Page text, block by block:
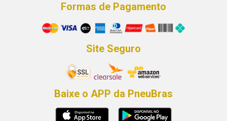
Formas de Pagamento
Site Seguro
Baixe o APP da PneuBras